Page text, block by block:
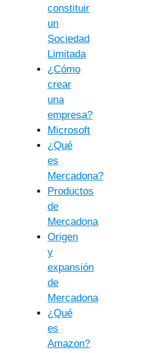
constituir
un
Sociedad
Limitada
¿Cómo
crear
una
empresa?
Microsoft
¿Qué
es
Mercadona?
Productos
de
Mercadona
Origen
y
expansión
de
Mercadona
¿Qué
es
Amazon?